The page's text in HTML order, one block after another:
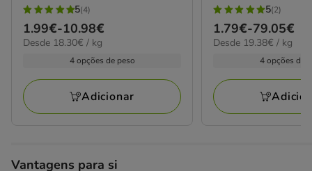
5
estrelas
com
avaliações
5(4)
Preço
de
10.98€
1.99€-10.98€
18.30€
Desde 18.30€ / kg
4 opções de peso
Adicionar
5
estrelas
com
avaliações
5(2)
Preço
de
79.05€
1.79€-79.05€
19.38€
Desde 19.38€ / kg
4 opções de
Vantagens para si